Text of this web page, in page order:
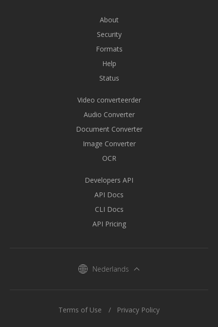
About
Security
Formats
Help
Status
Video converteerder
Audio Converter
Document Converter
Image Converter
OCR
Developers API
API Docs
CLI Docs
API Pricing
Nederlands
Terms of Use Privacy Policy